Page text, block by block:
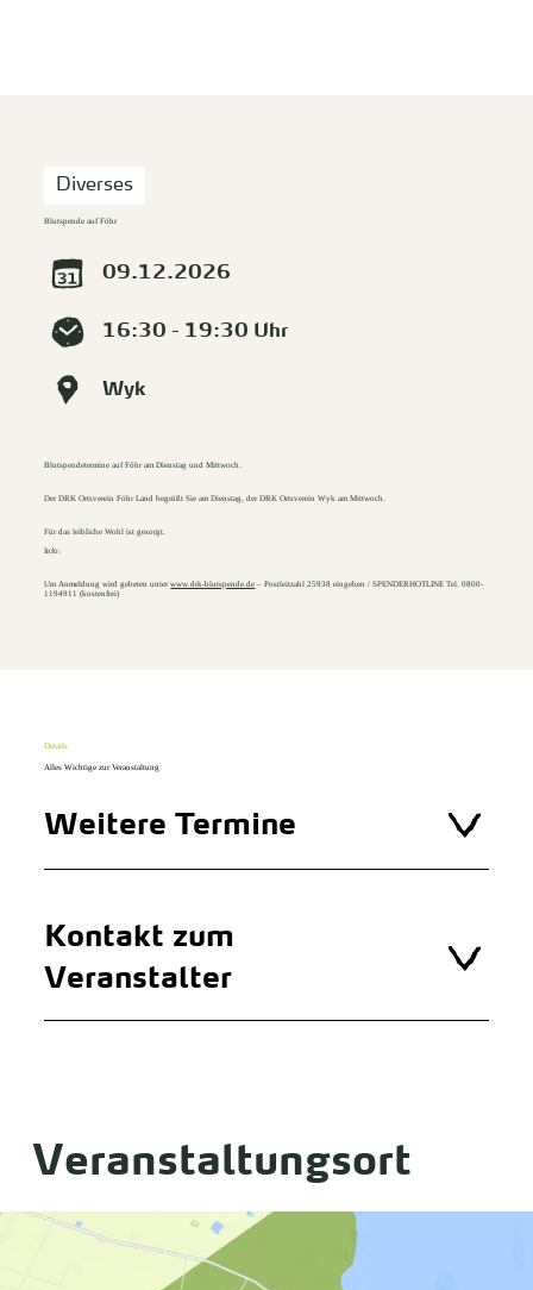
Diverses
Blutspende auf Föhr
09.12.2026
16:30 - 19:30 Uhr
Wyk
Blutspendetermine auf Föhr am Dienstag und Mittwoch.
Der DRK Ortsverein Föhr Land begrüßt Sie am Dienstag, der DRK Ortsverein Wyk am Mittwoch.
Für das leibliche Wohl ist gesorgt.
Info:
Um Anmeldung wird gebeten unterwww.drk-blutspende.de – Postleitzahl 25938 eingeben / SPENDERHOTLINE Tel. 0800-
1194911 (kostenfrei)
Details
Alles Wichtige zur Veranstaltung
Weitere Termine
Kontakt zum
Veranstalter
Veranstaltungsort